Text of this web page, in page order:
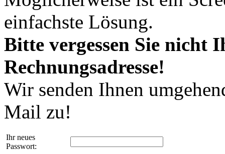
einfachste Lösung.
Bitte vergessen Sie nicht
Rechnungsadresse!
Wir senden Ihnen
Mail zu!
Ihr neues
Passwort: